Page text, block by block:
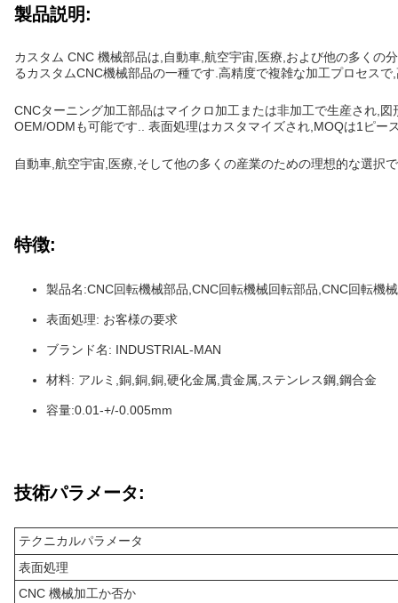
製品説明:
カスタム CNC 機械部品は,自動車,航空宇宙,医療,および他の多くの
るカスタムCNC機械部品の一種です.高精度で複雑な加工プロセス
CNCターニング加工部品はマイクロ加工または非加工で生産され,
OEM/ODMも可能です.. 表面処理はカスタマイズされ,MOQは1ピー
自動車,航空宇宙,医療,そして他の多くの産業のための理想的な選択
特徴:
製品名:CNC回転機械部品,CNC回転機械回転部品,CNC回転機
表面処理: お客様の要求
ブランド名: INDUSTRIAL-MAN
材料: アルミ,銅,銅,銅,硬化金属,貴金属,ステンレス鋼,鋼合金
容量:0.01-+/-0.005mm
技術パラメータ:
テクニカルパラメータ
表面処理
CNC 機械加工か否か